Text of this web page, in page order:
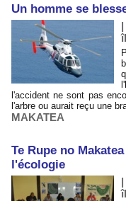
Un homme se
l'accident ne sont pas
l'arbre ou aurait reçu une
MAKATEA
Te Rupe no
l'écologie